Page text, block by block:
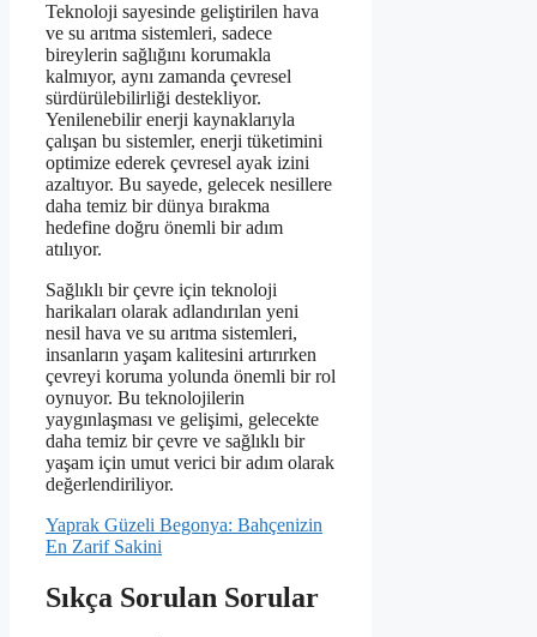
Teknoloji sayesinde geliştirilen hava
ve su arıtma sistemleri, sadece
bireylerin sağlığını korumakla
kalmıyor, aynı zamanda çevresel
sürdürülebilirliği destekliyor.
Yenilenebilir enerji kaynaklarıyla
çalışan bu sistemler, enerji tüketimini
optimize ederek çevresel ayak izini
azaltıyor. Bu sayede, gelecek nesillere
daha temiz bir dünya bırakma
hedefine doğru önemli bir adım
atılıyor.
Sağlıklı bir çevre için teknoloji
harikaları olarak adlandırılan yeni
nesil hava ve su arıtma sistemleri,
insanların yaşam kalitesini artırırken
çevreyi koruma yolunda önemli bir rol
oynuyor. Bu teknolojilerin
yaygınlaşması ve gelişimi, gelecekte
daha temiz bir çevre ve sağlıklı bir
yaşam için umut verici bir adım olarak
değerlendiriliyor.
Yaprak Güzeli Begonya: Bahçenizin
En Zarif Sakini
Sıkça Sorulan Sorular